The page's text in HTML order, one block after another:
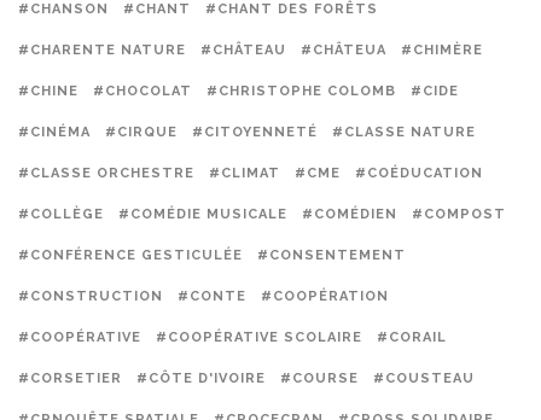
#CHANSON #CHANT #CHANT DES FORÊTS
#CHARENTE NATURE #CHÂTEAU #CHÂTEUA #CHIMÈRE
#CHINE #CHOCOLAT #CHRISTOPHE COLOMB #CIDE
#CINÉMA #CIRQUE #CITOYENNETÉ #CLASSE NATURE
#CLASSE ORCHESTRE #CLIMAT #CME #COÉDUCATION
#COLLÈGE #COMÉDIE MUSICALE #COMÉDIEN #COMPOST
#CONFÉRENCE GESTICULÉE #CONSENTEMENT
#CONSTRUCTION #CONTE #COOPÉRATION
#COOPÉRATIVE #COOPÉRATIVE SCOLAIRE #CORAIL
#CORSETIER #CÔTE D'IVOIRE #COURSE #COUSTEAU